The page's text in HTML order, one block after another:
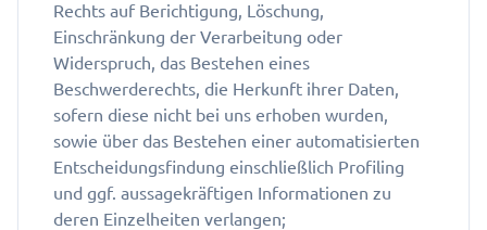
Rechts auf Berichtigung, Löschung,
Einschränkung der Verarbeitung oder
Widerspruch, das Bestehen eines
Beschwerderechts, die Herkunft ihrer Daten,
sofern diese nicht bei uns erhoben wurden,
sowie über das Bestehen einer automatisierten
Entscheidungsfindung einschließlich Profiling
und ggf. aussagekräftigen Informationen zu
deren Einzelheiten verlangen;